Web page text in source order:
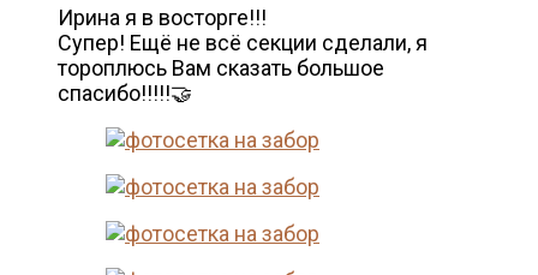
Ирина я в восторге!!!
Супер! Ещё не всё секции сделали, я
тороплюсь Вам сказать большое
спасибо!!!!!🤝